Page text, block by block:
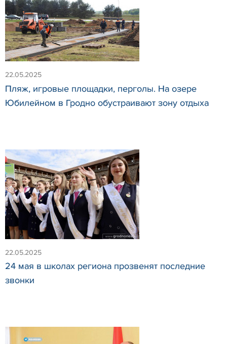
22.05.2025
Пляж, игровые площадки, перголы. На озере
Юбилейном в Гродно обустраивают зону отдыха
22.05.2025
24 мая в школах региона прозвенят последние
звонки